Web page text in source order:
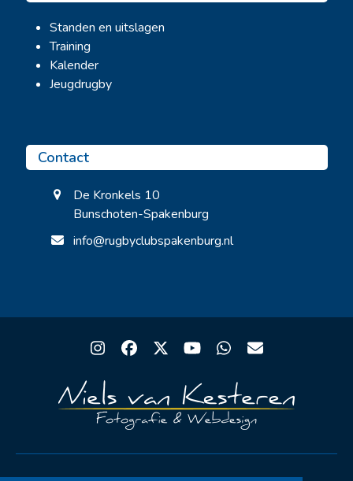
Standen en uitslagen
Training
Kalender
Jeugdrugby
Contact
De Kronkels 10
Bunschoten-Spakenburg
info@rugbyclubspakenburg.nl
Instagram
Facebook
TwitterYouTubeWhatsapp
Email